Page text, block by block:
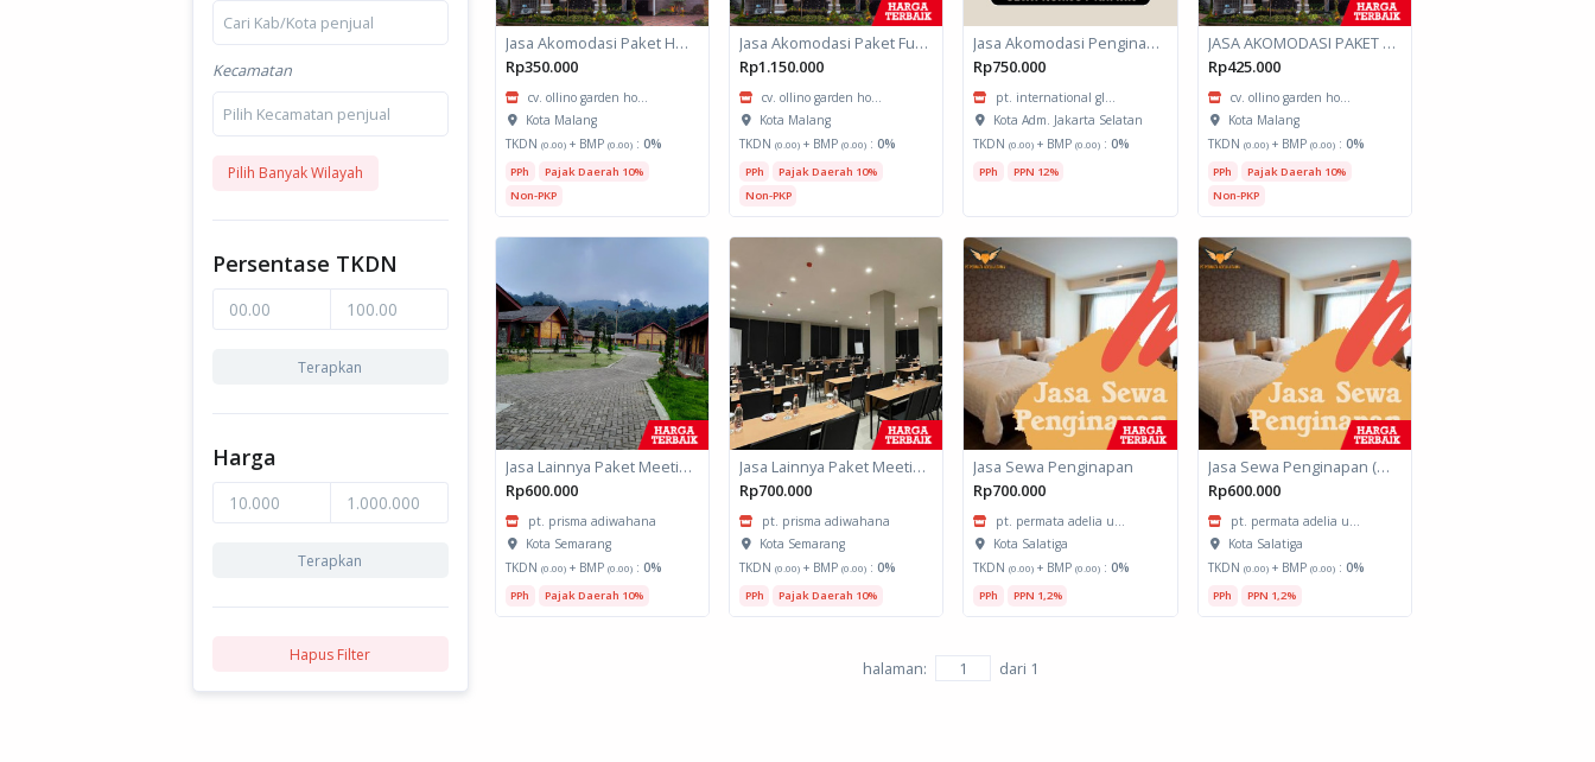
Cari Kab/Kota penjual
Kecamatan
Pilih Kecamatan penjual
Pilih Banyak Wilayah
Persentase TKDN
Terapkan
Harga
Terapkan
Hapus Filter
Jasa Akomodasi Paket Halfday Hotel Kota Malang
Rp350.000
cv. ollino garden ho...
Kota Malang
TKDN (0.00)+ BMP (0.00): 0%
PPh
Pajak Daerah 10%
Non-PKP
Jasa Akomodasi Paket Fullboard Twin share Hotel Kota Malang
Rp1.150.000
cv. ollino garden ho...
Kota Malang
TKDN (0.00)+ BMP (0.00): 0%
PPh
Pajak Daerah 10%
Non-PKP
Jasa Akomodasi Penginapan
Rp750.000
pt. international gl...
Kota Adm. Jakarta Selatan
TKDN(0.00) + BMP(0.00) :0%
PPh PPN 12%
JASA AKOMODASI PAKET MEETING FULLDAY HOTEL KOTA MALANG
Rp425.000
cv. ollino garden ho...
Kota Malang
TKDN (0.00)+ BMP (0.00): 0%
PPh
Pajak Daerah 10%
Non-PKP
Jasa Lainnya Paket Meeting Luar Kota Hari Bumi 2
Rp600.000
pt. prisma adiwahana
Kota Semarang
TKDN (0.00)+ BMP (0.00): 0%
PPh Pajak Daerah 10%
Jasa Lainnya Paket Meeting Luar Kota Hari Bumi 1
Rp700.000
pt. prisma adiwahana
Kota Semarang
TKDN (0.00)+ BMP (0.00): 0%
PPh Pajak Daerah 10%
Jasa Sewa Penginapan
Rp700.000
pt. permata adelia u...
Kota Salatiga
TKDN(0.00) + BMP(0.00) :0%
PPh PPN 1,2%
Jasa Sewa Penginapan (Biro Perjalanan)
Rp600.000
pt. permata adelia u...
Kota Salatiga
TKDN (0.00)+ BMP (0.00): 0%
PPh PPN 1,2%
halaman: dari 1